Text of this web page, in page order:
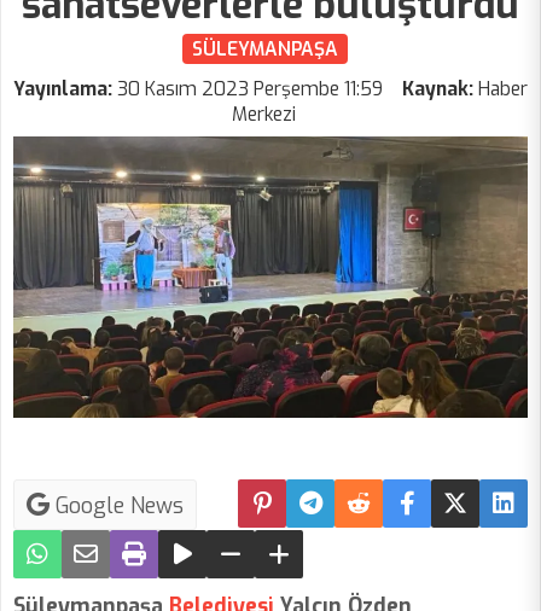
SÜLEYMANPAŞA
Yayınlama:30 Kasım 2023 Perşembe 11:59 Kaynak:Haber
Merkezi
Google News